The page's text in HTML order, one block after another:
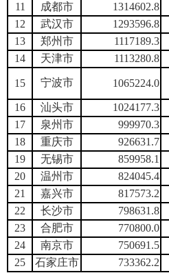
11
成都市 1314602.8
12
武汉市 1293596.8
13
郑州市 1117189.3
14
天津市 1113280.8
15 宁波市 1065224.0
16 汕头市 1024177.3
17
泉州市 999970.3
18
重庆市 926631.7
19
无锡市 859958.1
20
温州市 824045.4
21
嘉兴市 817573.2
22
长沙市 798631.8
23
合肥市 770800.0
24
南京市 750691.5
25
石家庄市 733362.2